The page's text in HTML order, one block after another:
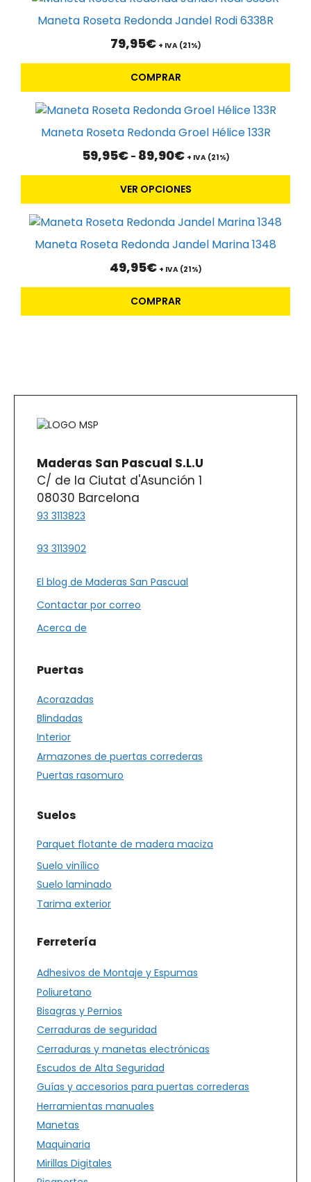
Maneta Roseta Redonda Jandel Rodi 6338R
79,95€ + IVA (21%)
COMPRAR
Maneta Roseta Redonda Groel Hélice 133R
59,95€ - 89,90€Rango
precios:
desde
59,95€
hasta
+ IVA (21%)
VER OPCIONES
Este
producto
variantes.
se
pueden
Maneta Roseta Redonda Jandel Marina 1348
49,95€ + IVA (21%)
COMPRAR
Maderas San Pascual S.L.U
C/ de la Ciutat d'Asunción 1
08030 Barcelona
93 3113823
93 3113902
El blog de Maderas San Pascual
Contactar por correo
Acerca de
Puertas
Acorazadas
Blindadas
Interior
Armazones de puertas correderas
Puertas rasomuro
Suelos
Parquet flotante de madera maciza
Suelo vinílico
Suelo laminado
Tarima exterior
Ferretería
Adhesivos de Montaje y Espumas
Poliuretano
Bisagras y Pernios
Cerraduras de seguridad
Cerraduras y manetas electrónicas
Escudos de Alta Seguridad
Guías y accesorios para puertas correderas
Herramientas manuales
Manetas
Maquinaria
Mirillas Digitales